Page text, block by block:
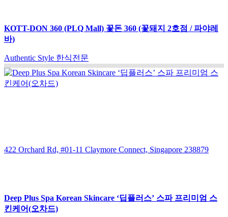
KOTT-DON 360 (PLQ Mall) 꽃돈 360 (꽃돼지 2호점 / 파야레
바)
Authentic Style 한식전문
422 Orchard Rd, #01-11 Claymore Connect, Singapore 238879
Deep Plus Spa Korean Skincare ‘딥플러스’ 스파 프리미엄 스
킨케어(오차드)